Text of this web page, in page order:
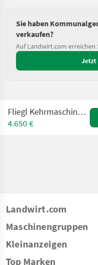
Sie haben
verkaufen?
Auf Landwirt.com erreichen
Jetzt
Fliegl Kehrmaschine Type 700 für Profis
4.650 €
Landwirt.com
Maschinengruppen
Kleinanzeigen
Top Marken